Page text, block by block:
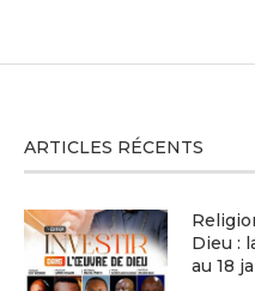
ARTICLES RÉCENTS
Dieu :
au 18